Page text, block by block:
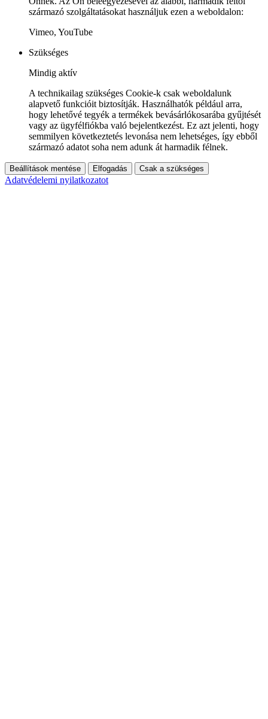
származó szolgáltatásokat használjuk ezen a weboldalon:
Vimeo, YouTube
Szükséges
Mindig aktív
A technikailag szükséges Cookie-k csak weboldalunk
alapvető funkcióit biztosítják. Használhatók például arra,
hogy lehetővé tegyék a termékek bevásárlókosarába gyűjtését
vagy az ügyfélfiókba való bejelentkezést. Ez azt jelenti, hogy
semmilyen következtetés levonása nem lehetséges, így ebből
származó adatot soha nem adunk át harmadik félnek.
Beállítások mentése Elfogadás Csak a szükséges
Adatvédelemi nyilatkozatot